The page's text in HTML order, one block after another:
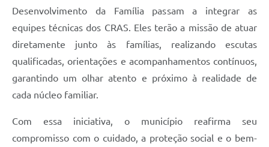
Desenvolvimento da Família passam a integrar as
equipes técnicas dos CRAS. Eles terão a missão de atuar
diretamente junto às famílias, realizando escutas
qualificadas, orientações e acompanhamentos contínuos,
garantindo um olhar atento e próximo à realidade de
cada núcleo familiar.
Com essa iniciativa, o município reafirma seu
compromisso com o cuidado, a proteção social e o bem-